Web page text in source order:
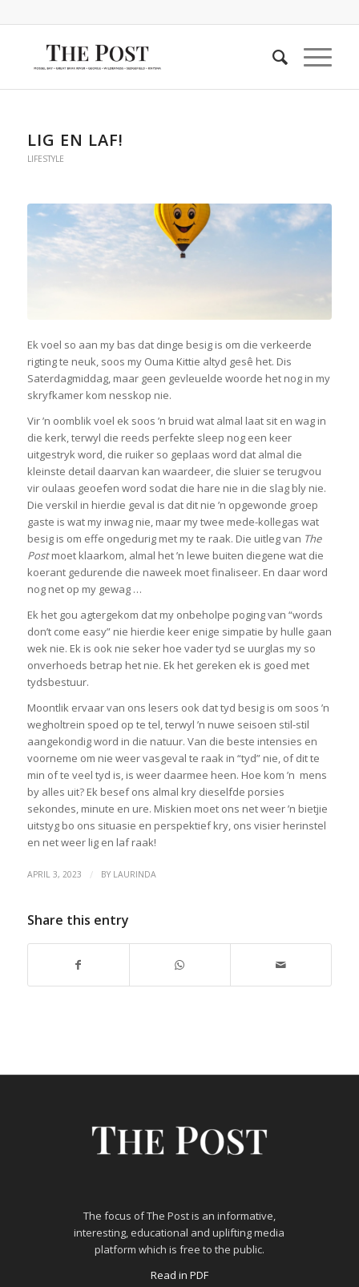
LIG EN LAF!
LIFESTYLE
Ek voel so aan my bas dat dinge besig is om die verkeerde
rigting te neuk, soos my Ouma Kittie altyd gesê het. Dis
Saterdagmiddag, maar geen gevleuelde woorde het nog in my
skryfkamer kom nesskop nie.
Vir ’n oomblik voel ek soos ’n bruid wat almal laat sit en wag in
die kerk, terwyl die reeds perfekte sleep nog een keer
uitgestryk word, die ruiker so geplaas word dat almal die
kleinste detail daarvan kan waardeer, die sluier se terugvou
vir oulaas geoefen word sodat die hare nie in die slag bly nie.
Die verskil in hierdie geval is dat dit nie ’n opgewonde groep
gaste is wat my inwag nie, maar my twee mede-kollegas wat
besig is om effe ongedurig met my te raak. Die uitleg van The
Postmoet klaarkom, almal het ’n lewe buiten diegene wat die
koerant gedurende die naweek moet finaliseer. En daar word
nog net op my gewag …
Ek het gou agtergekom dat my onbeholpe poging van “words
don’t come easy” nie hierdie keer enige simpatie by hulle gaan
wek nie. Ek is ook nie seker hoe vader tyd se uurglas my so
onverhoeds betrap het nie. Ek het gereken ek is goed met
tydsbestuur.
Moontlik ervaar van ons lesers ook dat tyd besig is om soos ’n
wegholtrein spoed op te tel, terwyl ’n nuwe seisoen stil-stil
aangekondig word in die natuur. Van die beste intensies en
voorneme om nie weer vasgeval te raak in “tyd” nie, of dit te
min of te veel tyd is, is weer daarmee heen. Hoe kom ’n mens
by alles uit? Ek besef ons almal kry dieselfde porsies
sekondes, minute en ure. Miskien moet ons net weer ’n bietjie
uitstyg bo ons situasie en perspektief kry, ons visier herinstel
en net weer lig en laf raak!
APRIL 3, 2023 / BY LAURINDA
Share this entry
The focus of The Post is an informative,
interesting, educational and uplifting media
platform which is free to the public.
Read in PDF